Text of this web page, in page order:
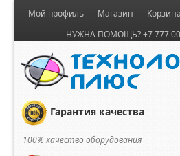
Мой профиль
Магазин
НУЖНА ПОМОЩЬ? +7 777
Гарантия качества
100% качество оборудования